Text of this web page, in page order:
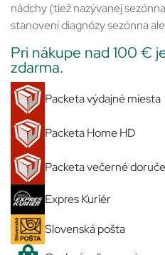
nádchy (tiež nazývanej
stanovení diagnózy sezónna
Pri nákupe nad 100 €
zdarma.
Packeta výdajné miesta
Packeta Home HD
Packeta večerné
Expres Kuriér
Slovenská pošta